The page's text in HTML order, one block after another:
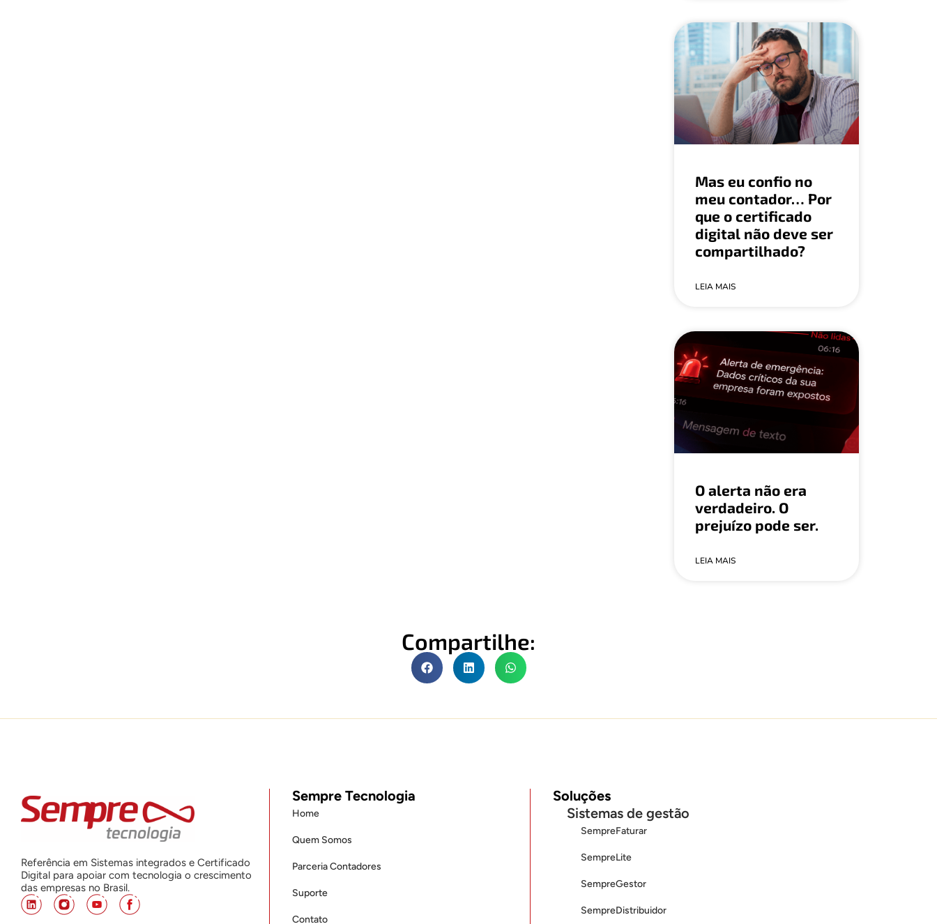
Mas eu confio no
meu contador… Por
que o certificado
digital não deve ser
compartilhado?
LEIA MAIS
O alerta não era
verdadeiro. O
prejuízo pode ser.
LEIA MAIS
Compartilhe:
Referência em Sistemas integrados e Certificado
Digital para apoiar com tecnologia o crescimento
das empresas no Brasil.
Sempre Tecnologia
Home
Quem Somos
Parceria Contadores
Suporte
Contato
Soluções
Sistemas de gestão
SempreFaturar
SempreLite
SempreGestor
SempreDistribuidor